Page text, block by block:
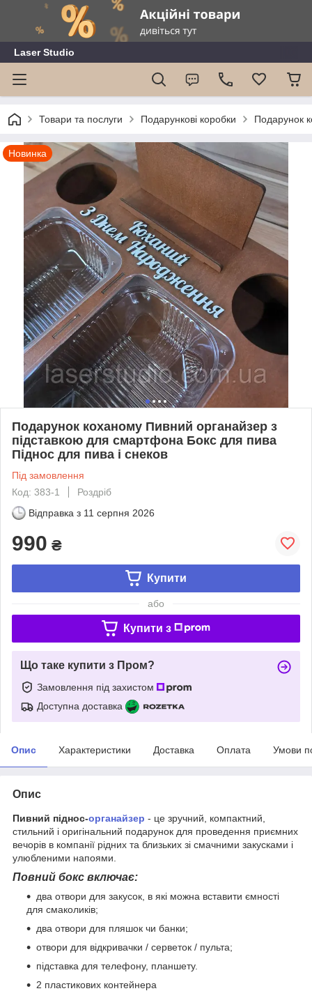
Laser Studio
Товари та послуги Подарункові коробки Подарунок
Новинка
Подарунок коханому Пивний органайзер з
підставкою для смартфона Бокс для пива
Піднос для пива і снеков
Під замовлення
Код: 383-1
Роздріб
Відправка з 11 серпня 2026
990 ₴
Купити
або
Купити з
Що таке купити з Пром?
Замовлення під захистом
Доступна доставка
Опис Характеристики Доставка Оплата Умови
Опис
Пивний піднос-органайзер - це зручний, компактний,
стильний і оригінальний подарунок для проведення приємних
вечорів в компанії рідних та близьких зі смачними закусками і
улюбленими напоями.
Повний бокс включає:
два отвори для закусок, в які можна вставити ємності
для смаколиків;
два отвори для пляшок чи банки;
отвори для відкривачки / серветок / пульта;
підставка для телефону, планшету.
2 пластикових контейнера